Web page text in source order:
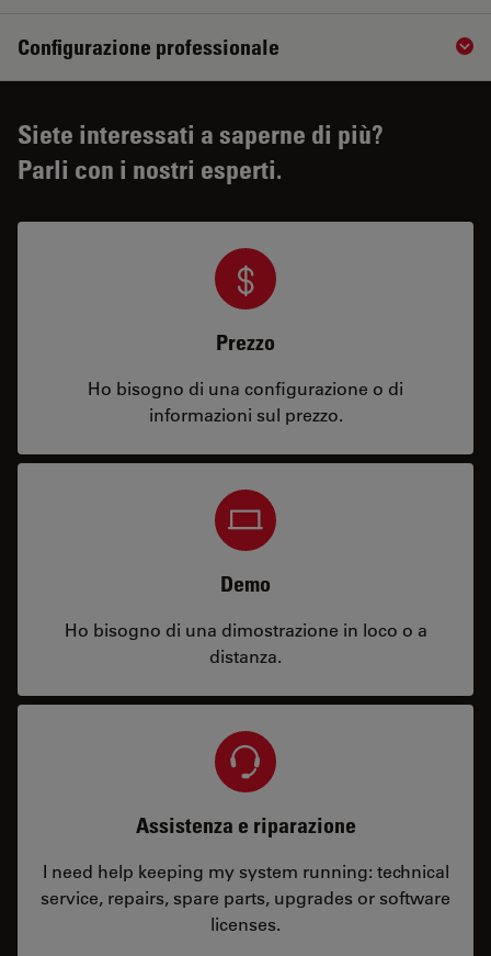
Configurazione professionale
Siete interessati a saperne di più?
Parli con i nostri esperti.
Prezzo
Ho bisogno di una configurazione o di
informazioni sul prezzo.
Demo
Ho bisogno di una dimostrazione in loco o a
distanza.
Assistenza e riparazione
I need help keeping my system running: technical
service, repairs, spare parts, upgrades or software
licenses.